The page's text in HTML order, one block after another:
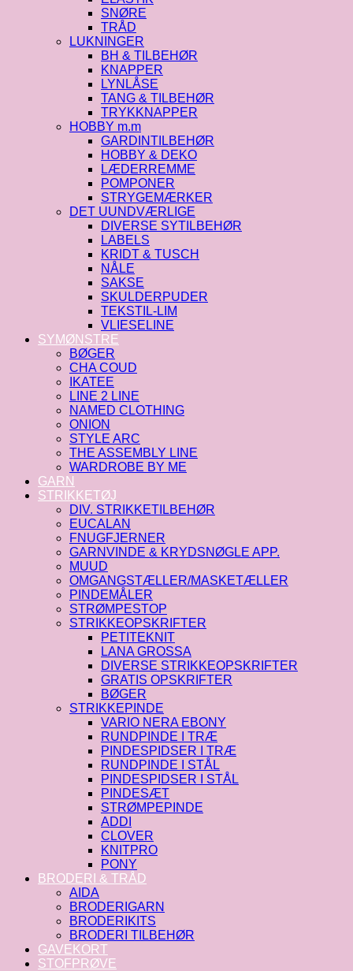
SNØRE
TRÅD
LUKNINGER
BH & TILBEHØR
KNAPPER
LYNLÅSE
TANG & TILBEHØR
TRYKKNAPPER
HOBBY m.m
GARDINTILBEHØR
HOBBY & DEKO
LÆDERREMME
POMPONER
STRYGEMÆRKER
DET UUNDVÆRLIGE
DIVERSE SYTILBEHØR
LABELS
KRIDT & TUSCH
NÅLE
SAKSE
SKULDERPUDER
TEKSTIL-LIM
VLIESELINE
SYMØNSTRE
BØGER
CHA COUD
IKATEE
LINE 2 LINE
NAMED CLOTHING
ONION
STYLE ARC
THE ASSEMBLY LINE
WARDROBE BY ME
GARN
STRIKKETØJ
DIV. STRIKKETILBEHØR
EUCALAN
FNUGFJERNER
GARNVINDE & KRYDSNØGLE APP.
MUUD
OMGANGSTÆLLER/MASKETÆLLER
PINDEMÅLER
STRØMPESTOP
STRIKKEOPSKRIFTER
PETITEKNIT
LANA GROSSA
DIVERSE STRIKKEOPSKRIFTER
GRATIS OPSKRIFTER
BØGER
STRIKKEPINDE
VARIO NERA EBONY
RUNDPINDE I TRÆ
PINDESPIDSER I TRÆ
RUNDPINDE I STÅL
PINDESPIDSER I STÅL
PINDESÆT
STRØMPEPINDE
ADDI
CLOVER
KNITPRO
PONY
BRODERI & TRÅD
AIDA
BRODERIGARN
BRODERIKITS
BRODERI TILBEHØR
GAVEKORT
STOFPRØVE